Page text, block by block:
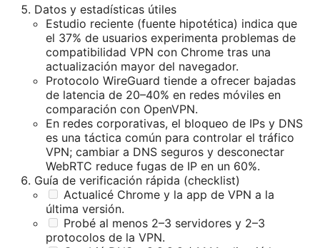
Datos y estadísticas útiles
Estudio reciente (fuente hipotética) indica que
el 37% de usuarios experimenta problemas de
compatibilidad VPN con Chrome tras una
actualización mayor del navegador.
Protocolo WireGuard tiende a ofrecer bajadas
de latencia de 20–40% en redes móviles en
comparación con OpenVPN.
En redes corporativas, el bloqueo de IPs y DNS
es una táctica común para controlar el tráfico
VPN; cambiar a DNS seguros y desconectar
WebRTC reduce fugas de IP en un 60%.
Guía de verificación rápida (checklist)
Actualicé Chrome y la app de VPN a la
última versión.
Probé al menos 2–3 servidores y 2–3
protocolos de la VPN.